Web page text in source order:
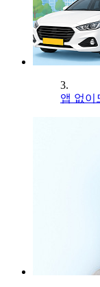
3.
앱 없이